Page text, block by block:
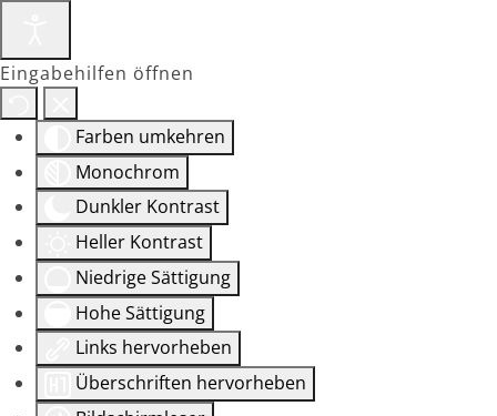
Eingabehilfen öffnen
Farben umkehren
Monochrom
Dunkler Kontrast
Heller Kontrast
Niedrige Sättigung
Hohe Sättigung
Links hervorheben
Überschriften hervorheben